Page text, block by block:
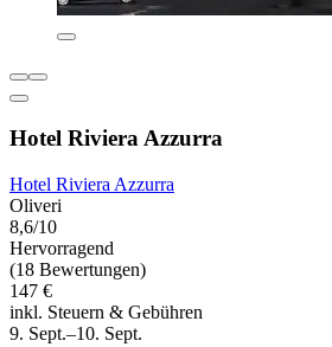
Hotel Riviera Azzurra
Hotel Riviera Azzurra
Oliveri
8,6/10
Hervorragend
(18 Bewertungen)
147 €
inkl. Steuern & Gebühren
9. Sept.–10. Sept.